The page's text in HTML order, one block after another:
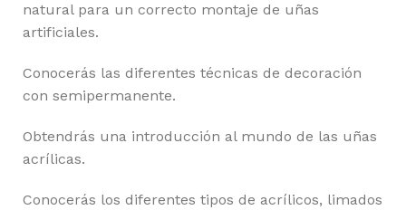
natural para un correcto montaje de uñas
artificiales.
Conocerás las diferentes técnicas de decoración
con semipermanente.
Obtendrás una introducción al mundo de las uñas
acrílicas.
Conocerás los diferentes tipos de acrílicos, limados